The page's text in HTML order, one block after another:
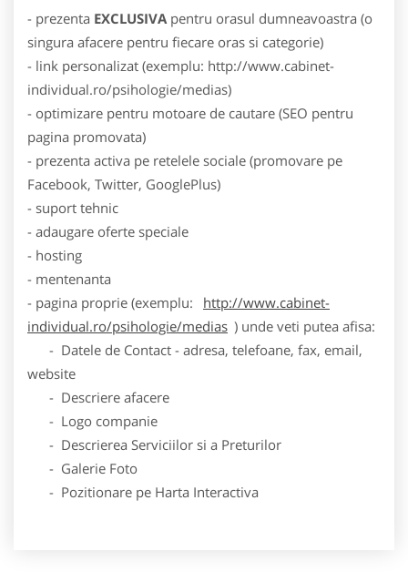
- prezenta EXCLUSIVA pentru orasul dumneavoastra (o
singura afacere pentru fiecare oras si categorie)
- link personalizat (exemplu: http://www.cabinet-
individual.ro/psihologie/medias)
- optimizare pentru motoare de cautare (SEO pentru
pagina promovata)
- prezenta activa pe retelele sociale (promovare pe
Facebook, Twitter, GooglePlus)
- suport tehnic
- adaugare oferte speciale
- hosting
- mentenanta
- pagina proprie (exemplu:
http://www.cabinet-
individual.ro/psihologie/medias ) unde veti putea afisa:
- Datele de Contact - adresa, telefoane, fax, email,
website
- Descriere afacere
- Logo companie
- Descrierea Serviciilor si a Preturilor
- Galerie Foto
- Pozitionare pe Harta Interactiva